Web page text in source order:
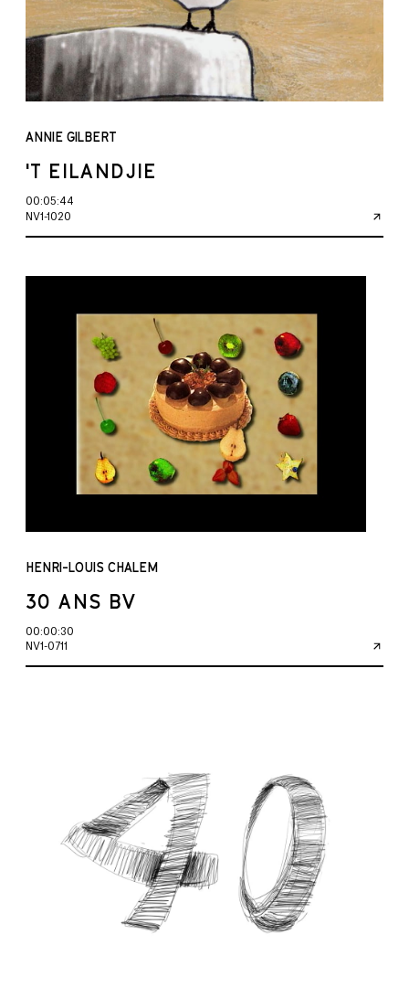
ANNIE GILBERT
'T EILANDJIE
00:05:44
NV1-1020
HENRI-LOUIS CHALEM
30 ANS BV
00:00:30
NV1-0711